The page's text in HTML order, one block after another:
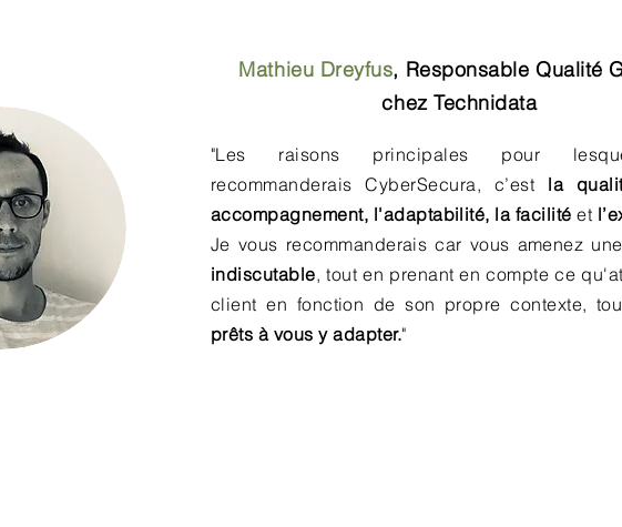
Mathieu Dreyfus, Responsable Qualité
chez Technidata
"Les raisons principales pour
recommanderais CyberSecura, c’est la
accompagnement, l'adaptabilité, la facilité et
Je vous recommanderais car vous amenez une
indiscutable, tout en prenant en compte ce
client en fonction de son propre contexte,
prêts à vous y adapter."